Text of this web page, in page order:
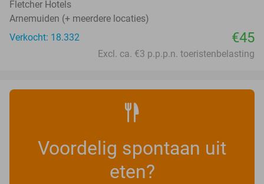
Fletcher Hotels
Arnemuiden (+ meerdere locaties)
Verkocht: 18.332
€45
Excl. ca. €3 p.p.p.n. toeristenbelasting
Voordelig spontaan uit
eten?